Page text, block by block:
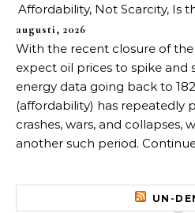
Affordability, Not Scarcity, Is
augusti, 2026
With the recent closure of
expect oil prices to spike and
energy data going back to
(affordability) has repeatedly
crashes, wars, and collapses,
another such period.
UN-